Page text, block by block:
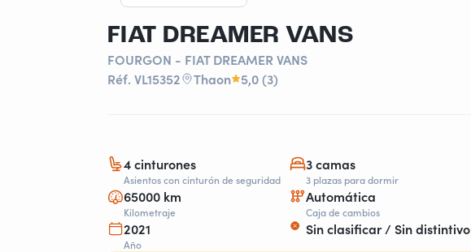
FIAT DREAMER VANS
FOURGON - FIAT DREAMER VANS
Réf. VL15352
Thaon 5,0 (3)
4 cinturones
Asientos con cinturón de seguridad
3 camas
3 plazas para dormir
65000 km
Kilometraje
Automática
Caja de cambios
2021
Año
Sin clasificar / Sin distintivo